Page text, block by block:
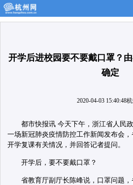
开学后进校园要不要戴口罩？
确定
2020-04-03 15:40:48
都市快报讯 今天下午，浙江省人民
一场新冠肺炎疫情防控工作新闻发布会
开学复课有关情况，并回答记者提问。
开学后，要不要戴口罩？
省教育厅副厅长陈峰说，口罩问题